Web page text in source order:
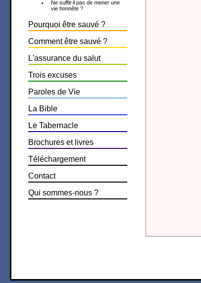
Ne suffit-il pas de mener une
vie honnête ?
Pourquoi être sauvé ?
Comment être sauvé ?
L'assurance du salut
Trois excuses
Paroles de Vie
La Bible
Le Tabernacle
Brochures et livres
Téléchargement
Contact
Qui sommes-nous ?